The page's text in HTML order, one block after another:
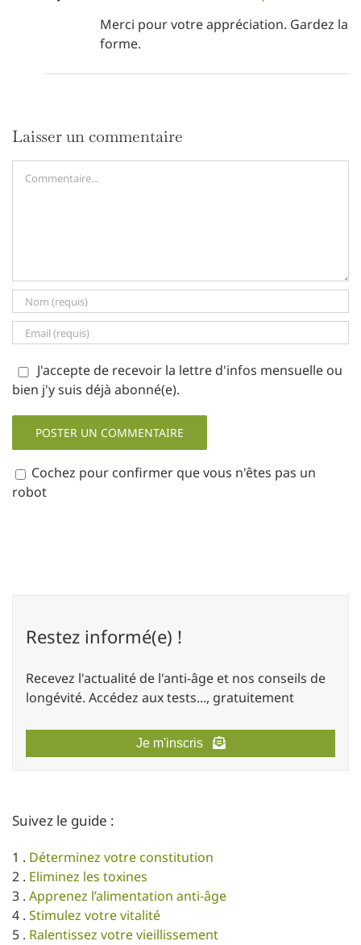
Merci pour votre appréciation. Gardez la
forme.
Laisser un commentaire
Commentaire
J'accepte de recevoir la lettre d'infos mensuelle ou
bien j'y suis déjà abonné(e).
Cochez pour confirmer que vous n'êtes pas un
robot
Restez informé(e) !
Recevez l'actualité de l'anti-âge et nos conseils de
longévité. Accédez aux tests..., gratuitement
Je m'inscris
Suivez le guide :
1 . Déterminez votre constitution
2 . Eliminez les toxines
3 . Apprenez l’alimentation anti-âge
4 . Stimulez votre vitalité
5 . Ralentissez votre vieillissement